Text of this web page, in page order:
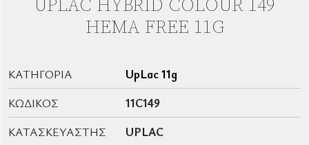
HEMA FREE 11G
ΚΑΤΗΓΟΡΊΑ
UpLac 11g
ΚΩΔΙΚΌΣ
11C149
ΚΑΤΑΣΚΕΥΑΣΤΉΣ
UPLAC